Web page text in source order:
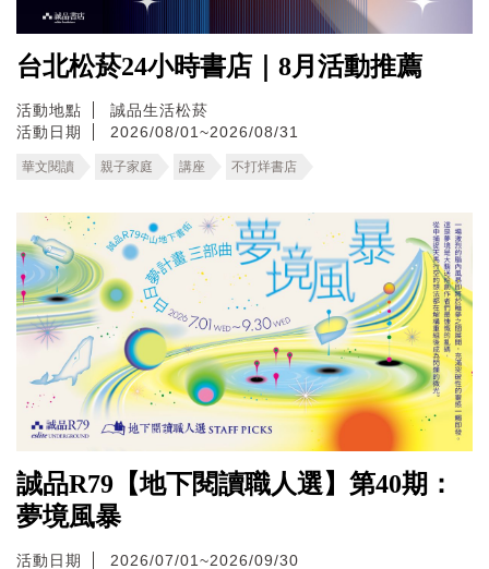
台北松菸24小時書店｜8月活動推薦
活動地點
誠品生活松菸
活動日期
2026/08/01~2026/08/31
華文閱讀 親子家庭 講座 不打烊書店
誠品R79【地下閱讀職人選】第40期：
夢境風暴
活動日期 2026/07/01~2026/09/30